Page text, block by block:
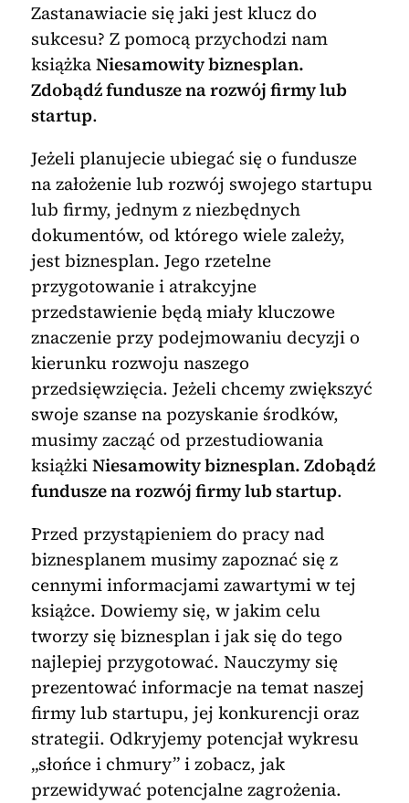
Zastanawiacie się jaki jest klucz do
sukcesu? Z pomocą przychodzi nam
książkaNiesamowity biznesplan.
Zdobądź fundusze na rozwój firmy lub
startup.
Jeżeli planujecie ubiegać się o fundusze
na założenie lub rozwój swojego startupu
lub firmy, jednym z niezbędnych
dokumentów, od którego wiele zależy,
jest biznesplan. Jego rzetelne
przygotowanie i atrakcyjne
przedstawienie będą miały kluczowe
znaczenie przy podejmowaniu decyzji o
kierunku rozwoju naszego
przedsięwzięcia. Jeżeli chcemy zwiększyć
swoje szanse na pozyskanie środków,
musimy zacząć od przestudiowania
książkiNiesamowity biznesplan. Zdobądź
fundusze na rozwój firmy lub startup.
Przed przystąpieniem do pracy nad
biznesplanem musimy zapoznać się z
cennymi informacjami zawartymi w tej
książce. Dowiemy się, w jakim celu
tworzy się biznesplan i jak się do tego
najlepiej przygotować. Nauczymy się
prezentować informacje na temat naszej
firmy lub startupu, jej konkurencji oraz
strategii. Odkryjemy potencjał wykresu
„słońce i chmury” i zobacz, jak
przewidywać potencjalne zagrożenia.